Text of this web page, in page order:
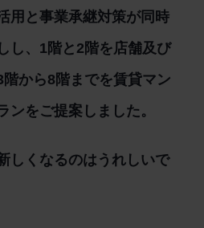
用と事業承継対策が同時
し、1階と2階を店舗及び
から8階までを賃貸マン
ンをご提案しました。
しくなるのはうれしいで